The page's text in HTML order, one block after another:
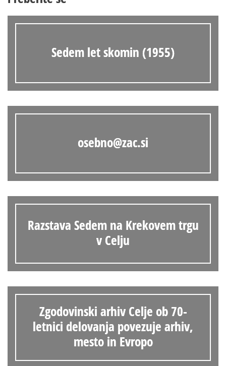
Sedem let skomin (1955)
osebno@zac.si
Razstava Sedem na Krekovem trgu
v Celju
Zgodovinski arhiv Celje ob 70-
letnici delovanja povezuje arhiv,
mesto in Evropo